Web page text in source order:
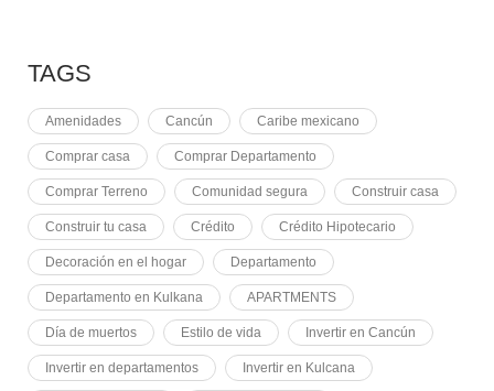
TAGS
Amenidades Cancún Caribe mexicano
Comprar casa Comprar Departamento
Comprar Terreno Comunidad segura Construir casa
Construir tu casa Crédito Crédito Hipotecario
Decoración en el hogar Departamento
Departamento en Kulkana APARTMENTS
Día de muertos Estilo de vida Invertir en Cancún
Invertir en departamentos Invertir en Kulcana